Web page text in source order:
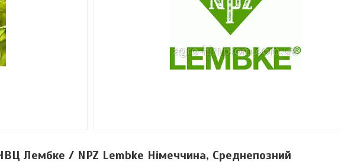
Лембке / NPZ Lembke Німеччина, Среднепозний